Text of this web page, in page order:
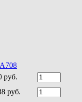
руб.
руб.